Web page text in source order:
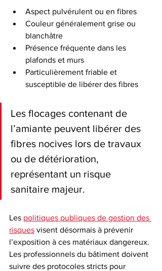
Aspect pulvérulent ou en fibres
Couleur généralement grise ou
blanchâtre
Présence fréquente dans les
plafonds et murs
Particulièrement friable et
susceptible de libérer des fibres
Les flocages contenant de
l’amiante peuvent libérer des
fibres nocives lors de travaux
ou de détérioration,
représentant un risque
sanitaire majeur.
Les politiques publiques de gestion des
risques visent désormais à prévenir
l’exposition à ces matériaux dangereux.
Les professionnels du bâtiment doivent
suivre des protocoles stricts pour